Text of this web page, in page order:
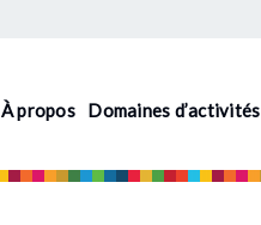
À propos Domaines d’activités